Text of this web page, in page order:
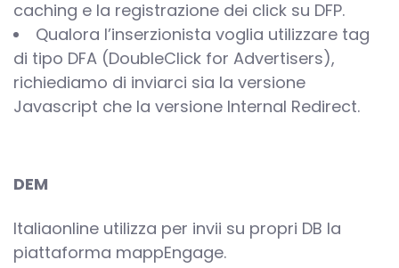
caching e la registrazione dei click su DFP.
Qualora l’inserzionista voglia utilizzare tag
di tipo DFA (DoubleClick for Advertisers),
richiediamo di inviarci sia la versione
Javascript che la versione Internal Redirect.
DEM
Italiaonline utilizza per invii su propri DB la
piattaforma mappEngage.